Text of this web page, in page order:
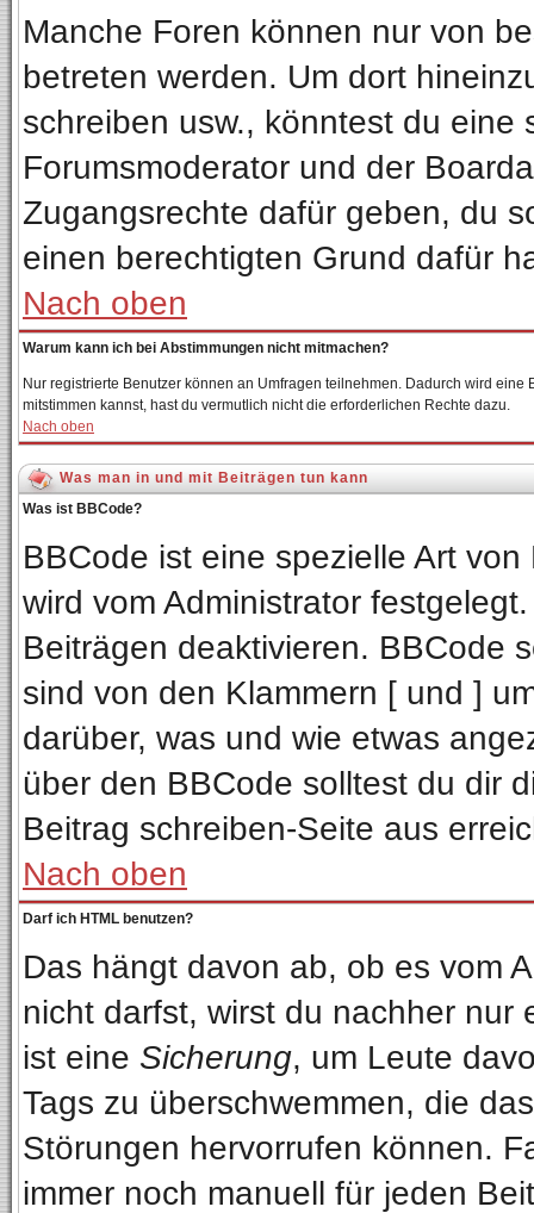
Manche Foren können nur von
betreten werden. Um dort
schreiben usw., könntest du
Forumsmoderator und der
Zugangsrechte dafür geben, du
einen berechtigten Grund dafür
Nach oben
Warum kann ich bei Abstimmungen nicht mitmachen?
Nur registrierte Benutzer können an Umfragen teilnehmen. Dadurch wird
mitstimmen kannst, hast du vermutlich nicht die erforderlichen Rechte dazu.
Nach oben
Was man in und mit Beiträgen tun kann
Was ist BBCode?
BBCode ist eine spezielle Art
wird vom Administrator
Beiträgen deaktivieren. BBCode
sind von den Klammern [ und ]
darüber, was und wie etwas
über den BBCode solltest du dir
Beitrag schreiben-Seite aus
Nach oben
Darf ich HTML benutzen?
Das hängt davon ab, ob es vom
nicht darfst, wirst du nachher nur
ist eine Sicherung, um Leute
Tags zu überschwemmen, die
Störungen hervorrufen können.
immer noch manuell für jeden